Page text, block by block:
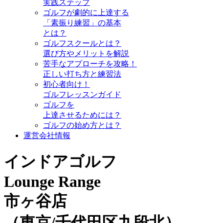
実践ステップ
ゴルフが劇的に上達する
「素振り練習」の基本
とは？
ゴルフスクールとは？
選び方やメリットを解説
苦手なアプローチを攻略！
正しい打ち方と練習法
初心者向け！
ゴルフレッスンガイド
ゴルフを
上達させるためには？
ゴルフの始め方とは？
運営会社情報
インドアゴルフ
Lounge Range
市ヶ谷店